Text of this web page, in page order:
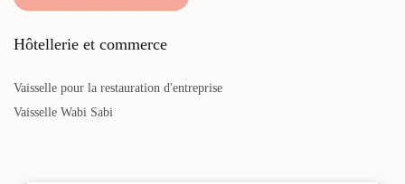
Hôtellerie et commerce
Vaisselle pour la restauration d'entreprise
Vaisselle Wabi Sabi